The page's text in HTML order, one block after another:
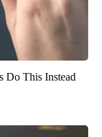
Do This Instead